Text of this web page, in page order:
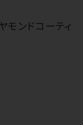
ンドコーティ